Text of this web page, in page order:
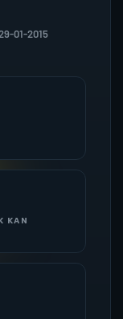
01-2015
KAN